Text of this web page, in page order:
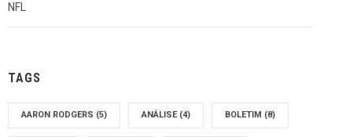
NFL
TAGS
AARON RODGERS (5) ANÁLISE (4) BOLETIM (8)